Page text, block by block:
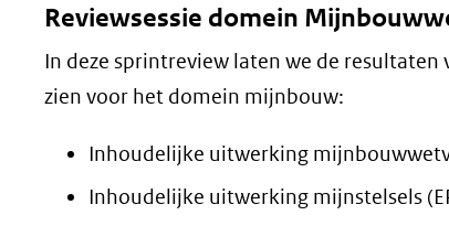
Reviewsessie domein
In deze sprintreview laten we de resultaten
zien voor het domein mijnbouw:
Inhoudelijke uitwerking
Inhoudelijke uitwerking mijnstelsels